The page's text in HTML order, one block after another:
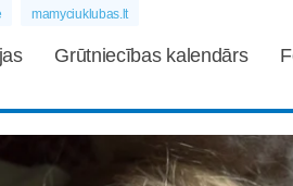
mamyciuklubas.lt
Grūtniecības kalendārs